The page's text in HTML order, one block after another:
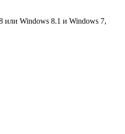
или Windows 8.1 и Windows 7,